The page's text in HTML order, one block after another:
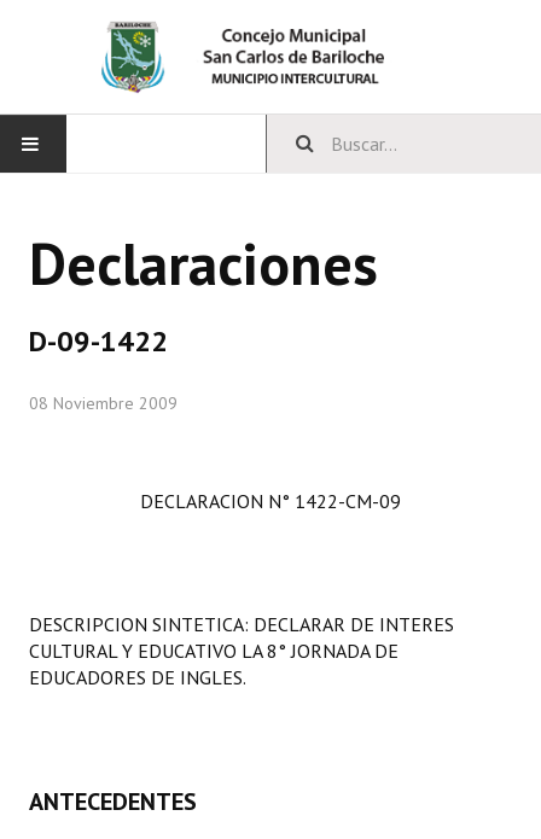
CONCEJO
LEGISLACIÓN
Constitución Nacional
Declaraciones
D-09-1422
08 Noviembre 2009
DECLARACION N° 1422-CM-09
DESCRIPCION SINTETICA: DECLARAR DE INTERES
CULTURAL Y EDUCATIVO LA 8° JORNADA DE
EDUCADORES DE INGLES.
ANTECEDENTES